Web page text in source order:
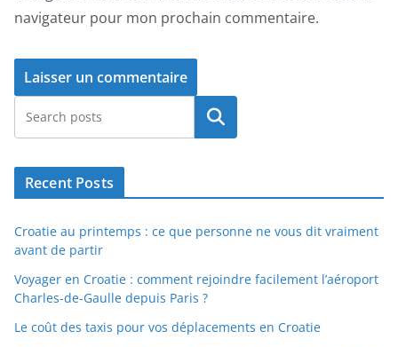
navigateur pour mon prochain commentaire.
Rechercher
Recent Posts
Croatie au printemps : ce que personne ne vous dit vraiment
avant de partir
Voyager en Croatie : comment rejoindre facilement l’aéroport
Charles-de-Gaulle depuis Paris ?
Le coût des taxis pour vos déplacements en Croatie